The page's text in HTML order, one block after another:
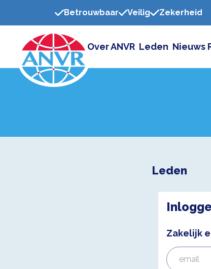
Betrouwbaar Veilig Zekerheid
Over ANVR Leden Nieuws
Leden
Zakelijk